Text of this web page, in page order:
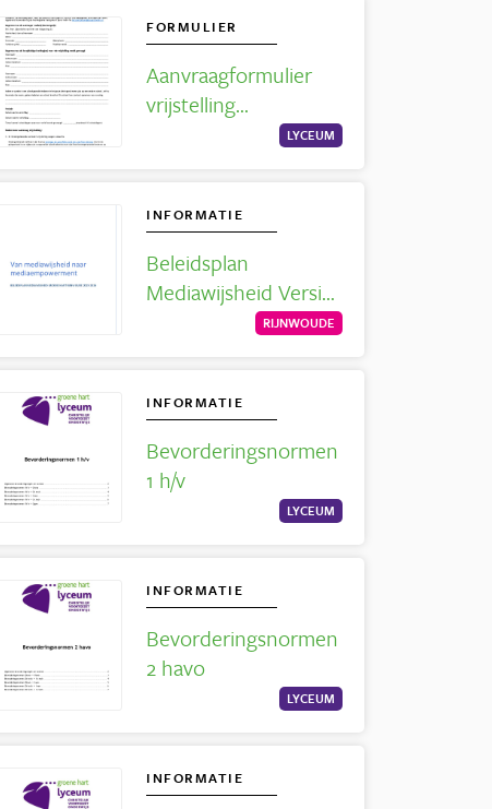
FORMULIER
Aanvraagformulier
vrijstelling
schoolbezoek buiten
LYCEUM
INFORMATIE
Beleidsplan
Mediawijsheid Versie
RIJNWOUDE
INFORMATIE
Bevorderingsnormen
1 h/v
LYCEUM
INFORMATIE
Bevorderingsnormen
2 havo
LYCEUM
INFORMATIE